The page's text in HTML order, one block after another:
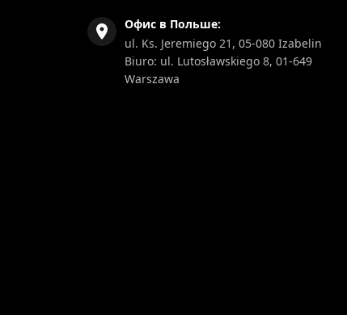
Офис в Польше:
ul. Ks. Jeremiego 21, 05-080 Izabelin
Biuro: ul. Lutosławskiego 8, 01-649
Warszawa